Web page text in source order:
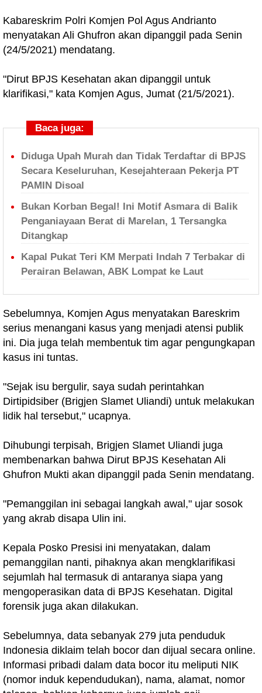
Kabareskrim Polri Komjen Pol Agus Andrianto
menyatakan Ali Ghufron akan dipanggil pada Senin
(24/5/2021) mendatang.
"Dirut BPJS Kesehatan akan dipanggil untuk
klarifikasi," kata Komjen Agus, Jumat (21/5/2021).
Baca juga:
Diduga Upah Murah dan Tidak Terdaftar di BPJS
Secara Keseluruhan, Kesejahteraan Pekerja PT
PAMIN Disoal
Bukan Korban Begal! Ini Motif Asmara di Balik
Penganiayaan Berat di Marelan, 1 Tersangka
Ditangkap
Kapal Pukat Teri KM Merpati Indah 7 Terbakar di
Perairan Belawan, ABK Lompat ke Laut
Sebelumnya, Komjen Agus menyatakan Bareskrim
serius menangani kasus yang menjadi atensi publik
ini. Dia juga telah membentuk tim agar pengungkapan
kasus ini tuntas.
"Sejak isu bergulir, saya sudah perintahkan
Dirtipidsiber (Brigjen Slamet Uliandi) untuk melakukan
lidik hal tersebut," ucapnya.
Dihubungi terpisah, Brigjen Slamet Uliandi juga
membenarkan bahwa Dirut BPJS Kesehatan Ali
Ghufron Mukti akan dipanggil pada Senin mendatang.
"Pemanggilan ini sebagai langkah awal," ujar sosok
yang akrab disapa Ulin ini.
Kepala Posko Presisi ini menyatakan, dalam
pemanggilan nanti, pihaknya akan mengklarifikasi
sejumlah hal termasuk di antaranya siapa yang
mengoperasikan data di BPJS Kesehatan. Digital
forensik juga akan dilakukan.
Sebelumnya, data sebanyak 279 juta penduduk
Indonesia diklaim telah bocor dan dijual secara online.
Informasi pribadi dalam data bocor itu meliputi NIK
(nomor induk kependudukan), nama, alamat, nomor